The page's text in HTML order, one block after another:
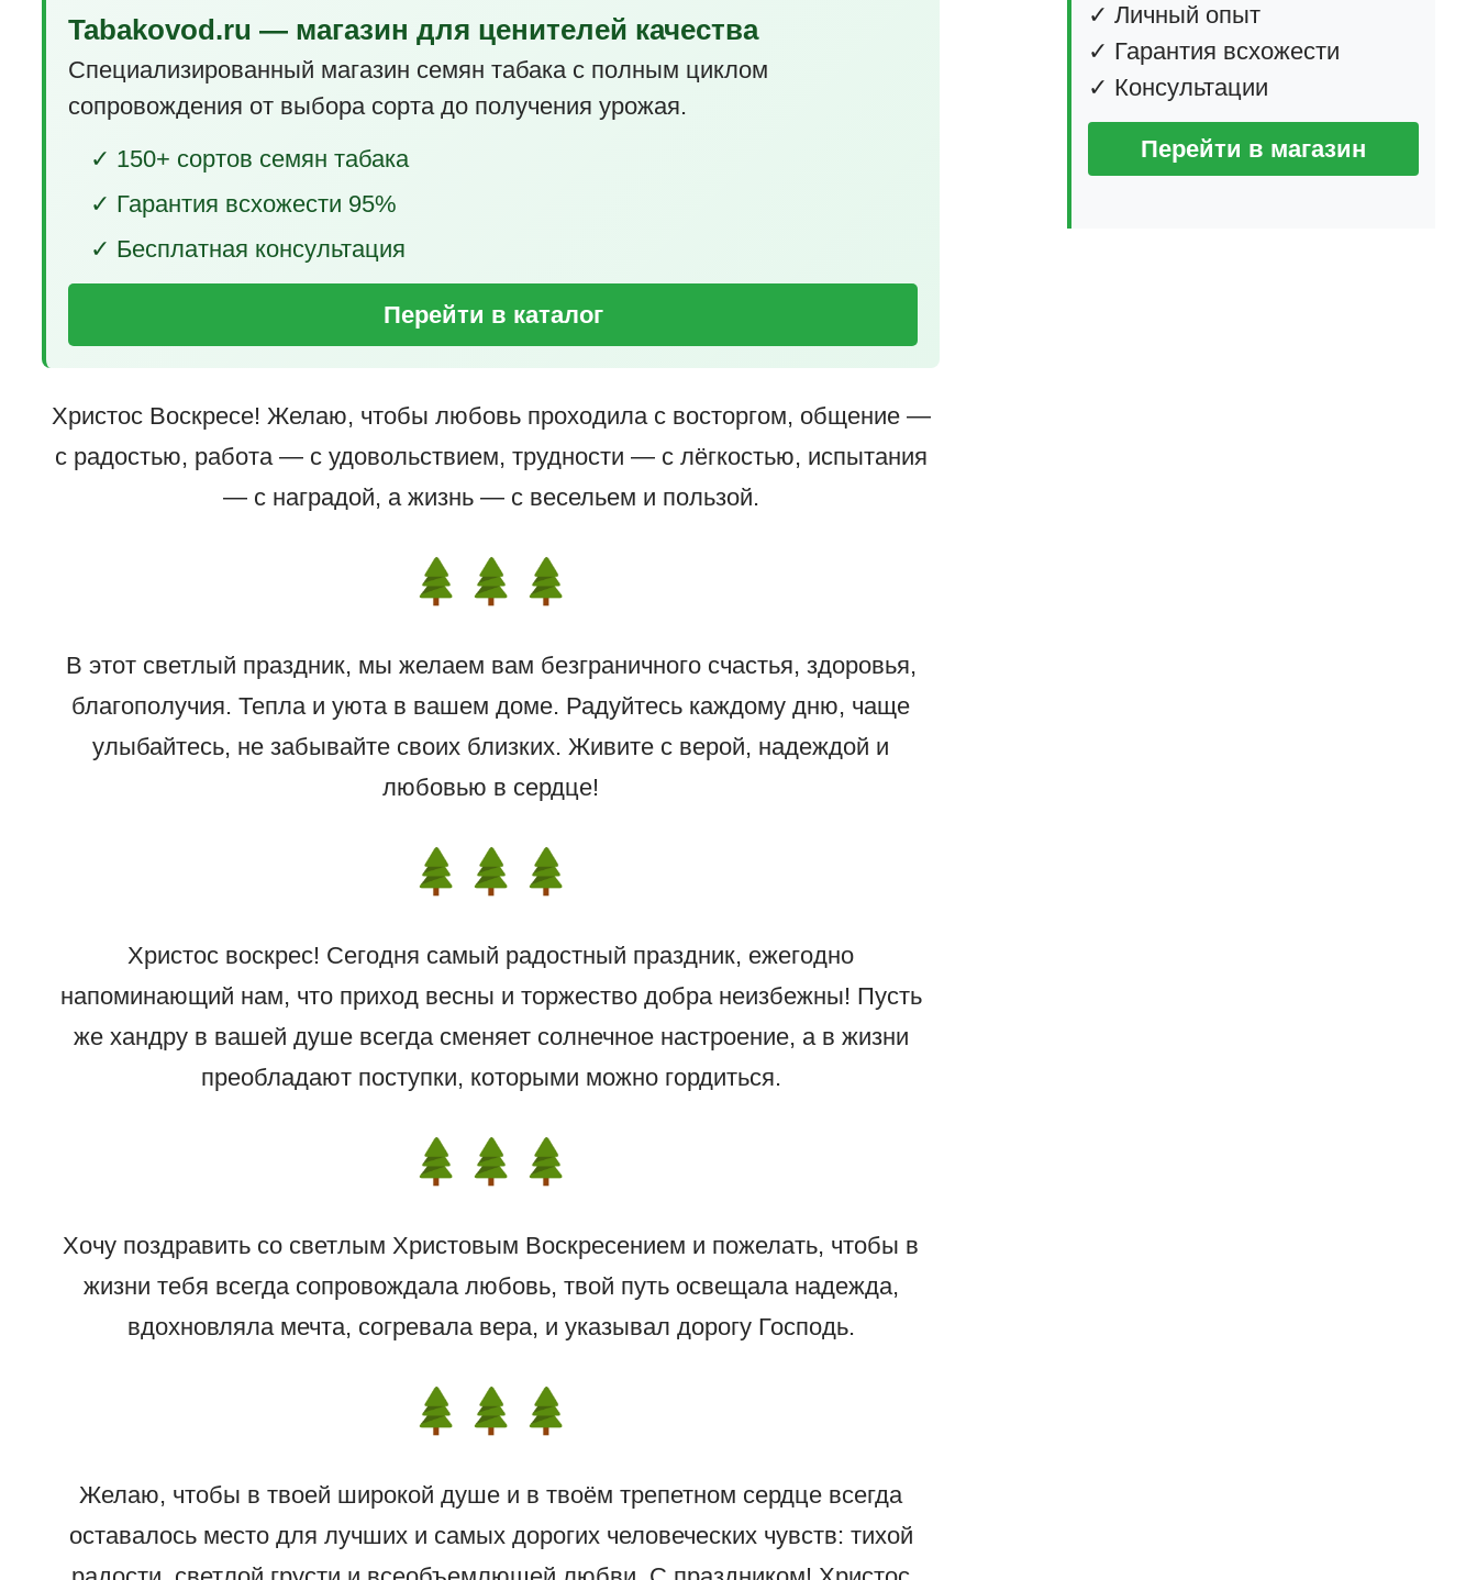
Tabakovod.ru — магазин для ценителей качества
Специализированный магазин семян табака с полным циклом
сопровождения от выбора сорта до получения урожая.
✓ 150+ сортов семян табака
✓ Гарантия всхожести 95%
✓ Бесплатная консультация
Перейти в каталог
Христос Воскресе! Желаю, чтобы любовь проходила с восторгом, общение —
с радостью, работа — с удовольствием, трудности — с лёгкостью, испытания
— с наградой, а жизнь — с весельем и пользой.
В этот светлый праздник, мы желаем вам безграничного счастья, здоровья,
благополучия. Тепла и уюта в вашем доме. Радуйтесь каждому дню, чаще
улыбайтесь, не забывайте своих близких. Живите с верой, надеждой и
любовью в сердце!
Христос воскрес! Сегодня самый радостный праздник, ежегодно
напоминающий нам, что приход весны и торжество добра неизбежны! Пусть
же хандру в вашей душе всегда сменяет солнечное настроение, а в жизни
преобладают поступки, которыми можно гордиться.
Хочу поздравить со светлым Христовым Воскресением и пожелать, чтобы в
жизни тебя всегда сопровождала любовь, твой путь освещала надежда,
вдохновляла мечта, согревала вера, и указывал дорогу Господь.
Желаю, чтобы в твоей широкой душе и в твоём трепетном сердце всегда
оставалось место для лучших и самых дорогих человеческих чувств: тихой
✓ Личный опыт
✓ Гарантия всхожести
✓ Консультации
Перейти в магазин